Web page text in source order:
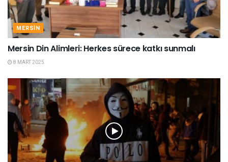
MERSIN
Mersin Din Alimleri: Herkes sürece katkı sunmalı
8 MART 2025